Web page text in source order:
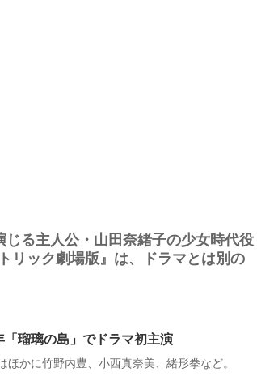
る主人公・山田奈緒子の少女時代役
リック劇場版』は、ドラマとは別の
「瑠璃の島」でドラマ初主演
ほかに竹野内豊、小西真奈美、緒形拳など。